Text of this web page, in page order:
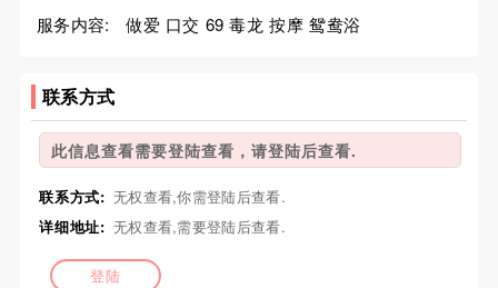
服务内容:
做爱 口交 69 毒龙 按摩 鸳鸯浴
联系方式
此信息查看需要登陆查看，请登陆后查看.
联系方式: 无权查看,你需登陆后查看.
详细地址: 无权查看,需要登陆后查看.
登陆